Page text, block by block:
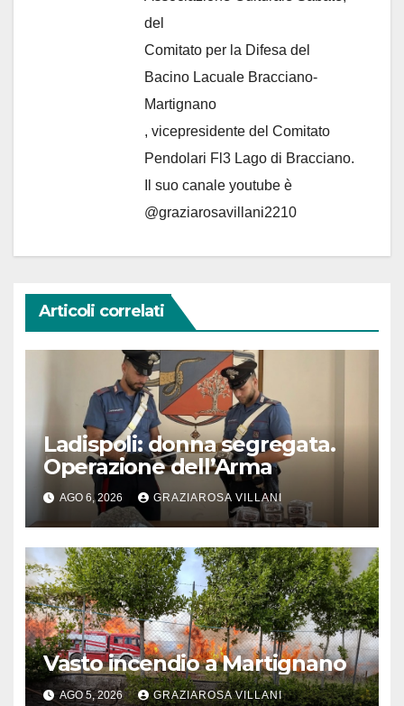
del
Comitato per la Difesa del
Bacino Lacuale Bracciano-
Martignano
, vicepresidente del Comitato
Pendolari Fl3 Lago di Bracciano.
Il suo canale youtube è
@graziarosavillani2210
Articoli correlati
Ladispoli: donna segregata.
Operazione dell’Arma
AGO 6, 2026 GRAZIAROSA VILLANI
Vasto incendio a Martignano
AGO 5, 2026 GRAZIAROSA VILLANI